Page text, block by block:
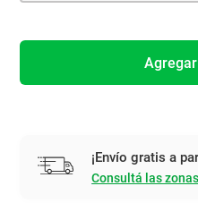
¡Envío gratis a
Consultá las